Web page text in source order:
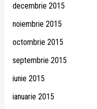
decembrie 2015
noiembrie 2015
octombrie 2015
septembrie 2015
iunie 2015
ianuarie 2015